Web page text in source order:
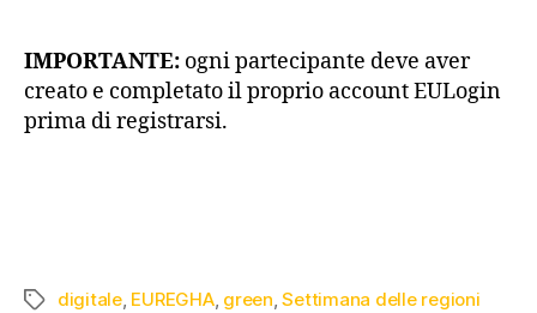
IMPORTANTE: ogni partecipante deve aver
creato e completato il proprio account EULogin
prima di registrarsi.
digitale, EUREGHA, green,Settimana delle regioni